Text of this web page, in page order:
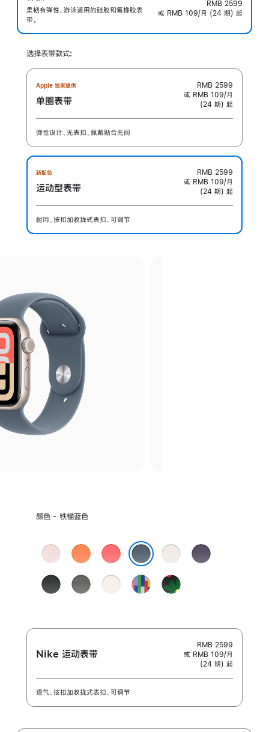
柔韧有弹性、游泳适用的硅胶和氟橡胶表
带。
RMB 2599
或 RMB 109/月 (24 期) 起
选择表带款式:
Apple 独家提供
单圈表带
RMB 2599
或 RMB 109/月
(24 期) 起
弹性设计、无表扣、佩戴贴合无间
新配色
运动型表带
RMB 2599
或 RMB 109/月
(24 期) 起
耐用、按扣加收拢式表扣、可调节
选
色:
颜色 - 铁锚蓝色
浅
粉
色
柑
橘
色
亮
番
石
榴
星
光
色
雾
紫
黑
色
岩
灰
淡
彩
虹
Black
Unity
结
Nike 运动表带
RMB 2599
或 RMB 109/月
(24 期) 起
透气、按扣加收拢式表扣、可调节